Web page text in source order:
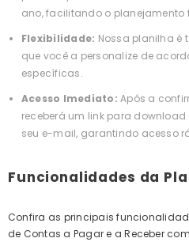
ano, facilitando o planejamento
Flexibilidade: Nossa planilha é
que você a personalize de
específicas.
Acesso Imediato: Após a
receberá um link para
seu e-mail, garantindo acesso
Funcionalidades da
Confira as principais
de Contas a Pagar e a Receber